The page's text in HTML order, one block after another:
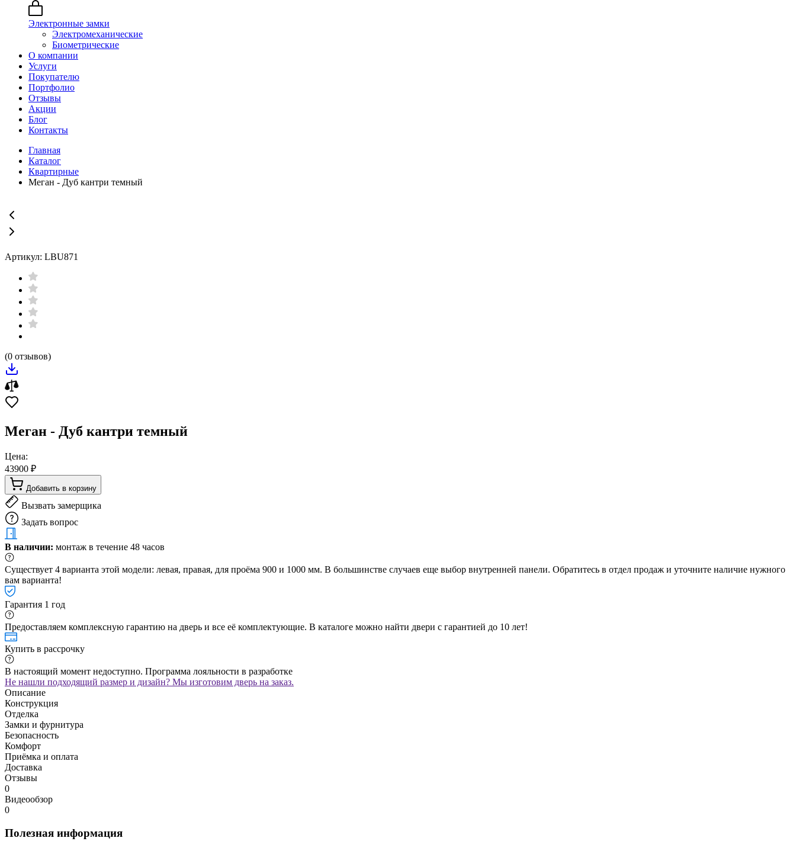
Электронные замки
Электромеханические
Биометрические
О компании
Услуги
Покупателю
Портфолио
Отзывы
Акции
Блог
Контакты
Главная
Каталог
Квартирные
Меган - Дуб кантри темный
Артикул: LBU871
(0 отзывов)
Меган - Дуб кантри темный
Цена:
43900 ₽
Добавить в корзину
Вызвать замерщика
Задать вопрос
В наличии: монтаж в течение 48 часов
Существует 4 варианта этой модели: левая, правая, для проёма 900 и 1000 мм. В большинстве случаев еще выбор внутренней панели. Обратитесь в отдел продаж и уточните наличие нужного
вам варианта!
Гарантия 1 год
Предоставляем комплексную гарантию на дверь и все её комплектующие. В каталоге можно найти двери с гарантией до 10 лет!
Купить в рассрочку
В настоящий момент недоступно. Программа лояльности в разработке
Не нашли подходящий размер и дизайн? Мы изготовим дверь на заказ.
Описание
Конструкция
Отделка
Замки и фурнитура
Безопасность
Комфорт
Приёмка и оплата
Доставка
Отзывы
0
Видеообзор
0
Полезная информация